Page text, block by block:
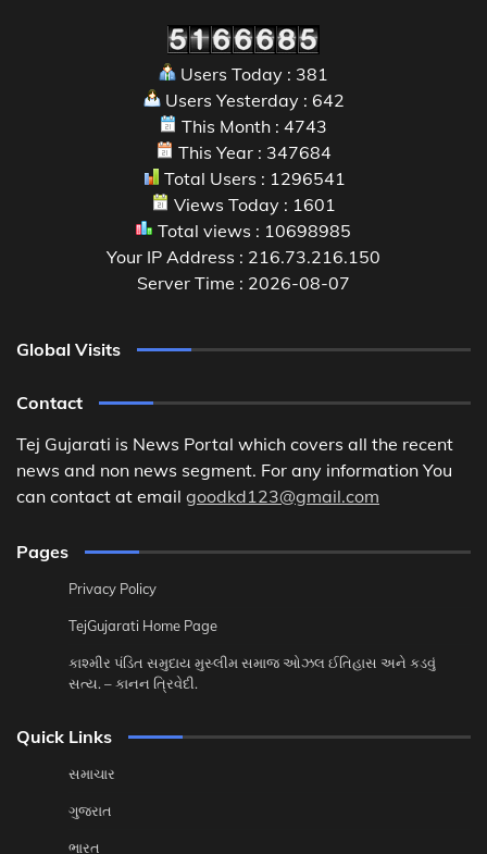
Users Today : 381
Users Yesterday : 642
This Month : 4743
This Year : 347684
Total Users : 1296541
Views Today : 1601
Total views : 10698985
Your IP Address : 216.73.216.150
Server Time : 2026-08-07
Global Visits
Contact
Tej Gujarati is News Portal which covers all the recent
news and non news segment. For any information You
can contact at email goodkd123@gmail.com
Pages
Privacy Policy
TejGujarati Home Page
કાશ્મીર પંડિત સમુદાય મુસ્લીમ સમાજ ઓઝલ ઈતિહાસ અને કડવું
સત્ય. – કાનન ત્રિવેદી.
Quick Links
સમાચાર
ગુજરાત
ભારત